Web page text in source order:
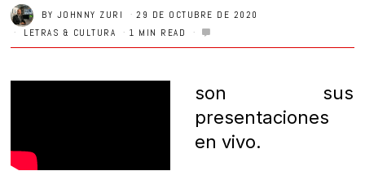
BY JOHNNY ZURI
29 DE OCTUBRE DE 2020
LETRAS & CULTURA
1 MIN READ
son sus
presentaciones
en vivo.